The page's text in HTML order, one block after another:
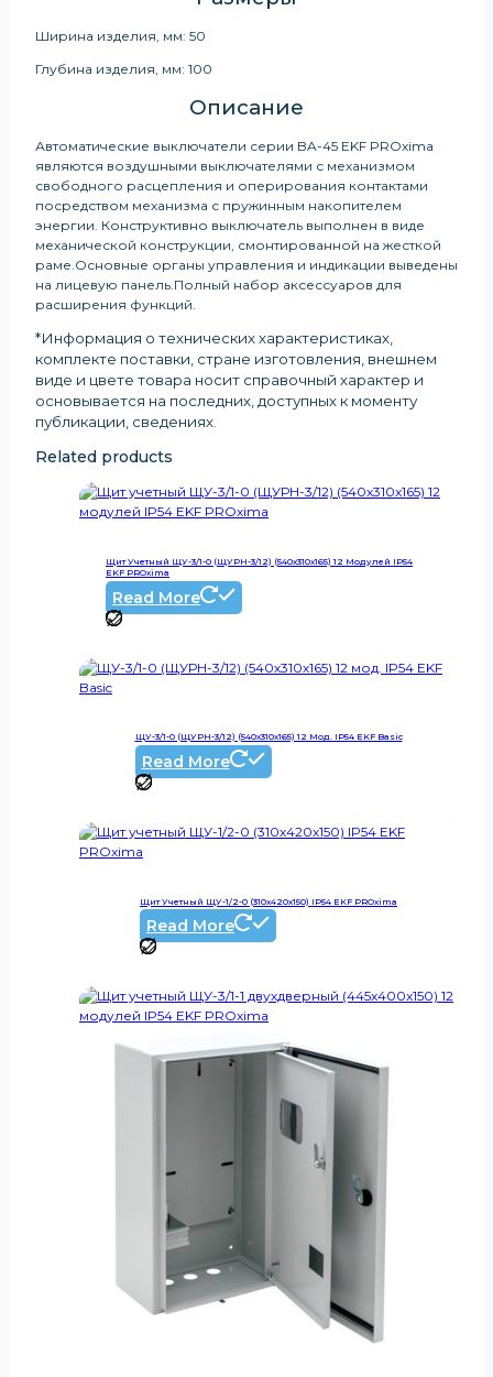
Ширина изделия, мм: 50
Глубина изделия, мм: 100
Описание
Автоматические выключатели серии BA-45 EKF PROxima
являются воздушными выключателями с механизмом
свободного расцепления и оперирования контактами
посредством механизма с пружинным накопителем
энергии. Конструктивно выключатель выполнен в виде
механической конструкции, смонтированной на жесткой
раме.Основные органы управления и индикации выведены
на лицевую панель.Полный набор аксессуаров для
расширения функций.
*Информация о технических характеристиках,
комплекте поставки, стране изготовления, внешнем
виде и цвете товара носит справочный характер и
основывается на последних, доступных к моменту
публикации, сведениях.
Related products
Щит Учетный ЩУ-3/1-0 (ЩУРН-3/12) (540x310x165) 12 Модулей IP54
EKF PROxima
Read More
ЩУ-3/1-0 (ЩУРН-3/12) (540х310х165) 12 Мод. IP54 EKF Basic
Read More
Щит Учетный ЩУ-1/2-0 (310х420х150) IP54 EKF PROxima
Read More